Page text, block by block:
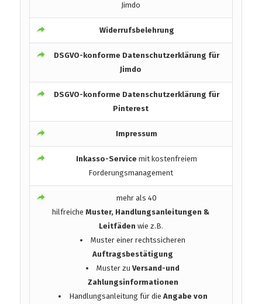
Jimdo
Widerrufsbelehrung
DSGVO-konforme Datenschutzerklärung für
Jimdo
DSGVO-konforme Datenschutzerklärung für
Pinterest
Impressum
Inkasso-Service mit kostenfreiem
Forderungsmanagement
mehr als 40
hilfreicheMuster, Handlungsanleitungen &
Leitfäden wie z.B.
Muster einer rechtssicheren
Auftragsbestätigung
Muster zuVersand-und
Zahlungsinformationen
Handlungsanleitung für die Angabe von